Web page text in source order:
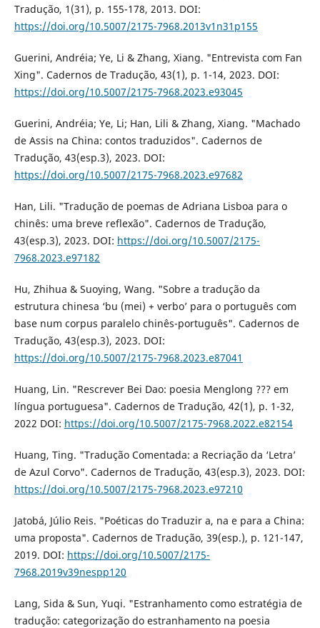
Tradução, 1(31), p. 155-178, 2013. DOI:
https://doi.org/10.5007/2175-7968.2013v1n31p155
Guerini, Andréia; Ye, Li & Zhang, Xiang. "Entrevista com Fan
Xing". Cadernos de Tradução, 43(1), p. 1-14, 2023. DOI:
https://doi.org/10.5007/2175-7968.2023.e93045
Guerini, Andréia; Ye, Li; Han, Lili & Zhang, Xiang. "Machado
de Assis na China: contos traduzidos". Cadernos de
Tradução, 43(esp.3), 2023. DOI:
https://doi.org/10.5007/2175-7968.2023.e97682
Han, Lili. "Tradução de poemas de Adriana Lisboa para o
chinês: uma breve reflexão". Cadernos de Tradução,
43(esp.3), 2023. DOI: https://doi.org/10.5007/2175-
7968.2023.e97182
Hu, Zhihua & Suoying, Wang. "Sobre a tradução da
estrutura chinesa ‘bu (mei) + verbo’ para o português com
base num corpus paralelo chinês-português". Cadernos de
Tradução, 43(esp.3), 2023. DOI:
https://doi.org/10.5007/2175-7968.2023.e87041
Huang, Lin. "Rescrever Bei Dao: poesia Menglong ??? em
língua portuguesa". Cadernos de Tradução, 42(1), p. 1-32,
2022 DOI: https://doi.org/10.5007/2175-7968.2022.e82154
Huang, Ting. "Tradução Comentada: a Recriação da ‘Letra’
de Azul Corvo". Cadernos de Tradução, 43(esp.3), 2023. DOI:
https://doi.org/10.5007/2175-7968.2023.e97210
Jatobá, Júlio Reis. "Poéticas do Traduzir a, na e para a China:
uma proposta". Cadernos de Tradução, 39(esp.), p. 121-147,
2019. DOI: https://doi.org/10.5007/2175-
7968.2019v39nespp120
Lang, Sida & Sun, Yuqi. "Estranhamento como estratégia de
tradução: categorização do estranhamento na poesia